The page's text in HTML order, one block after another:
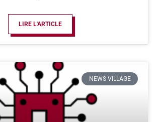
LIRE L'ARTICLE
NEWS VILLAGE